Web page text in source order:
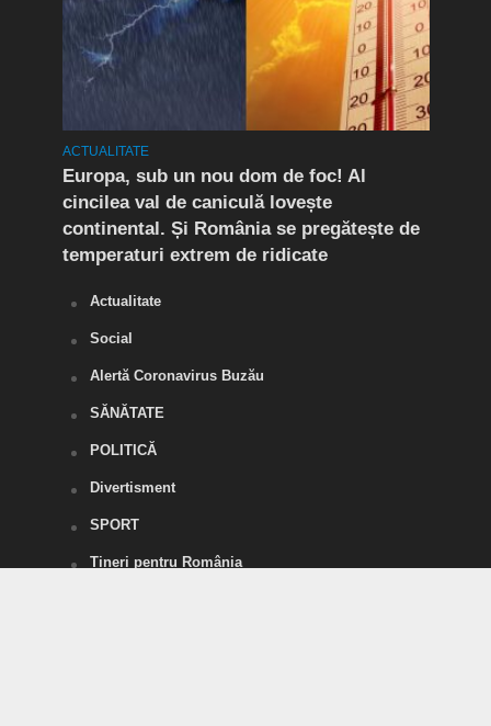
ACTUALITATE
Europa, sub un nou dom de foc! Al
cincilea val de caniculă lovește
continental. Și România se pregătește de
temperaturi extrem de ridicate
Actualitate
Social
Alertă Coronavirus Buzău
SĂNĂTATE
POLITICĂ
Divertisment
SPORT
Tineri pentru România